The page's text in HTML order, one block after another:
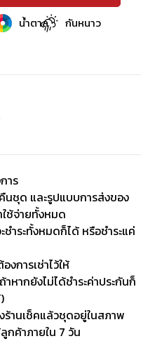
น้ำตาล กันหนาว
าร
นชุด และรูปแบบการส่งของ
ใช้จ่ายทั้งหมด
ชำระทั้งหมดก็ได้ หรือชำระแค่
การเช่าไว้ให้
หากยังไม่ได้ชำระค่าประกันก็
านเช็คแล้วชุดอยู่ในสภาพ
กค้าภายใน 7 วัน